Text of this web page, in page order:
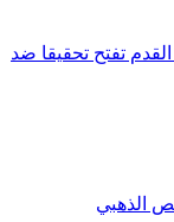
القدم تفتح تحقيقا ضد